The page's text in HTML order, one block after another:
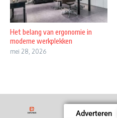
Het belang van ergonomie in
moderne werkplekken
mei 28, 2026
Adverteren